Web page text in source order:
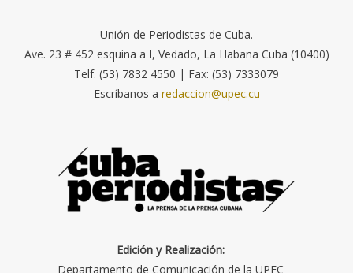
Unión de Periodistas de Cuba.
Ave. 23 # 452 esquina a I, Vedado, La Habana Cuba (10400)
Telf. (53) 7832 4550 | Fax: (53) 7333079
Escríbanos a redaccion@upec.cu
Edición y Realización:
Departamento de Comunicación de la UPEC